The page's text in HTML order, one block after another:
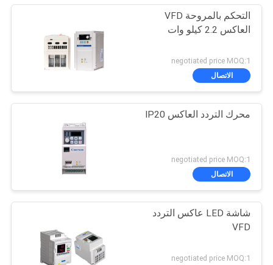
التحكم بالمروحة VFD
العاكس 2.2 كيلو وات
negotiated price MOQ:1
الاتصال
محرك التردد العاكس IP20
negotiated price MOQ:1
الاتصال
شاشة LED عاكس التردد
VFD
negotiated price MOQ:1